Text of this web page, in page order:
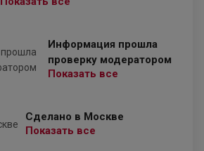
Информация прошла
проверку модератором
Показать все
Сделано в Москве
Показать все